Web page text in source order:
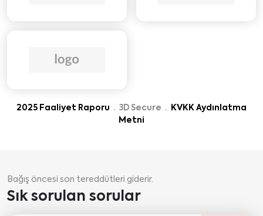
2025 Faaliyet Raporu · 3D Secure ·
KVKK Aydınlatma
Metni
Bağış öncesi son tereddütleri giderir.
Sık sorulan sorular